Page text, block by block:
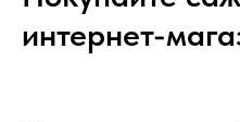
интернет-